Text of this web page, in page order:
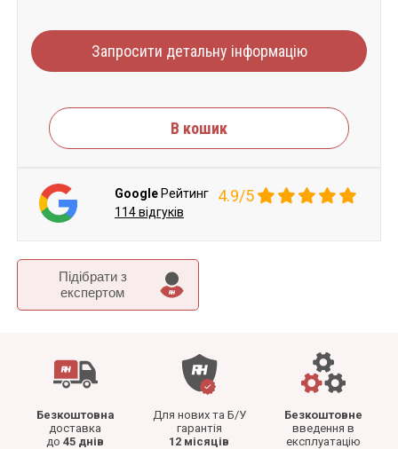
Підібрати з
експертом
Безкоштовна
доставка
до 45 днів
Для нових та Б/У
гарантія
12 місяців
Безкоштовне
введення в
експлуатацію
Запросити детальну інформацію
В кошик
Google Рейтинг 4.9/5
114 відгуків